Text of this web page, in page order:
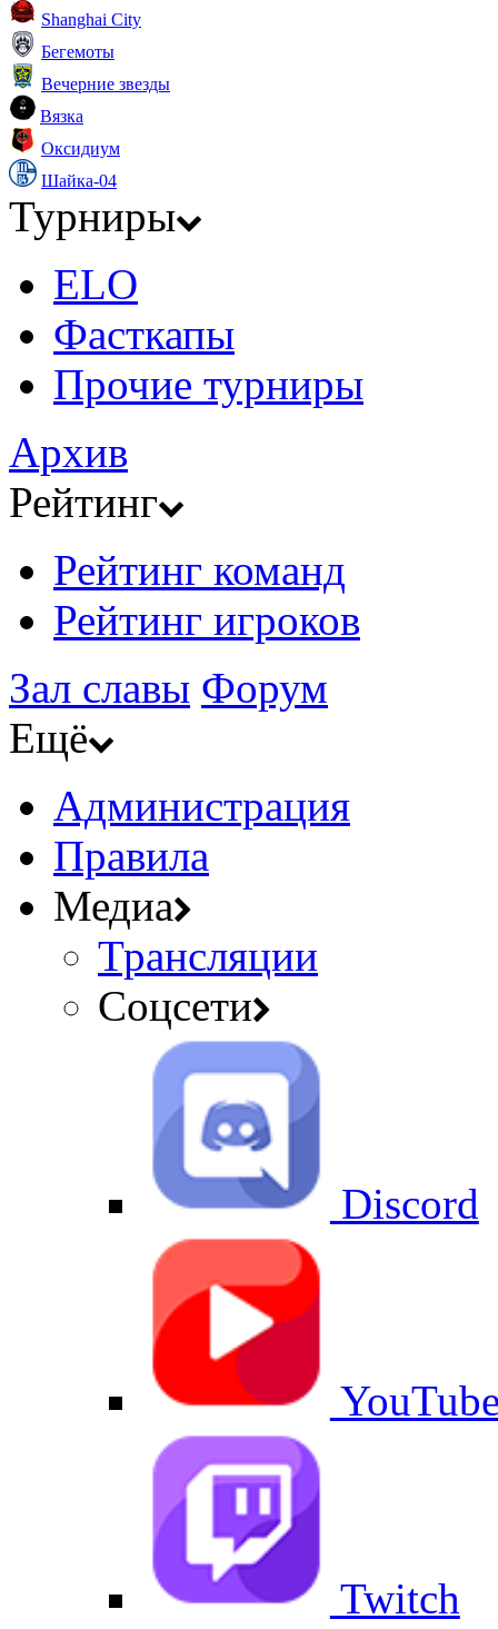
Shanghai City
Бегемоты
Вечерние звезды
Вязка
Оксидиум
Шайка-04
Турниры
ELO
Фасткапы
Прочие турниры
Архив
Рейтинг
Рейтинг команд
Рейтинг игроков
Зал славы Форум
Ещё
Администрация
Правила
Медиа
Трансляции
Соцсети
Discord
Twitch